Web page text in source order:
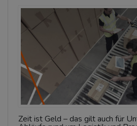
Zeit ist Geld – das gilt auch für